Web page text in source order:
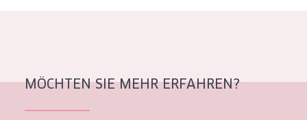
Alter: 35 to 55
MÖCHTEN SIE MEHR ERFAHREN?